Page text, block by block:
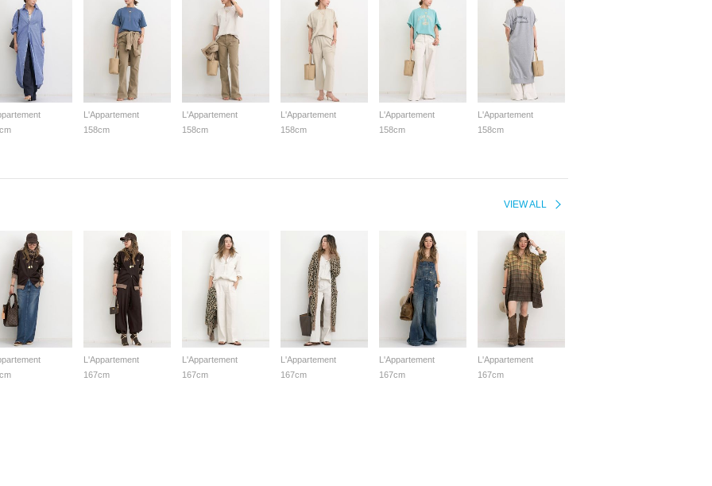
L'Appartement
158cm
L'Appartement
158cm
L'Appartement
158cm
L'Appartement
158cm
L'Appartement
158cm
VIEW ALL
L'Appartement
167cm
L'Appartement
167cm
L'Appartement
167cm
L'Appartement
167cm
L'Appartement
167cm